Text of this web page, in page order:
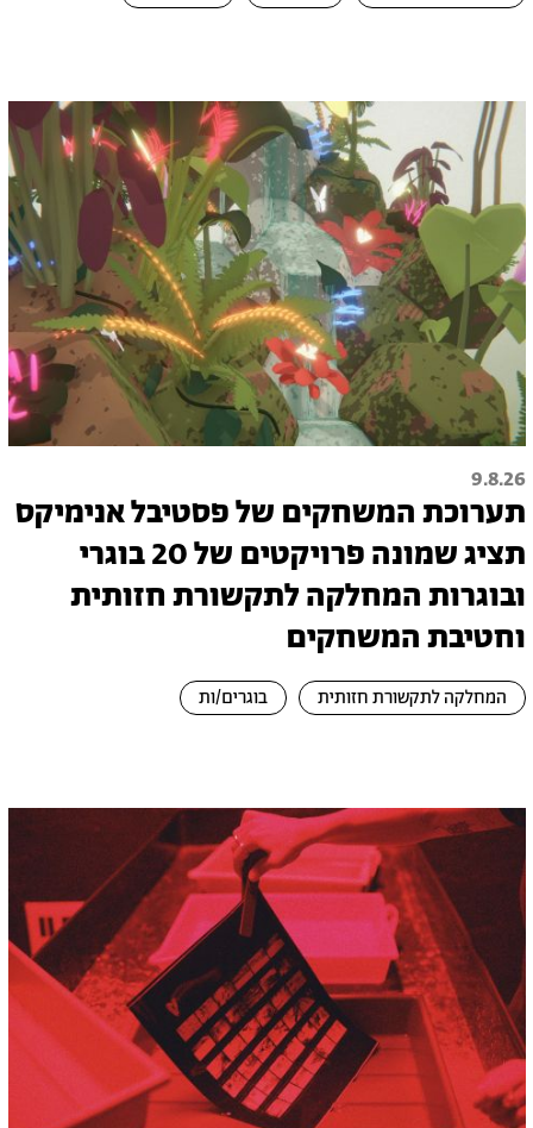
9.8.26
תערוכת המשחקים של פסטיבל אנימיקס
תציג שמונה פרויקטים של 20 בוגרי
ובוגרות המחלקה לתקשורת חזותית
וחטיבת המשחקים
המחלקה לתקשורת חזותית בוגרים/ות